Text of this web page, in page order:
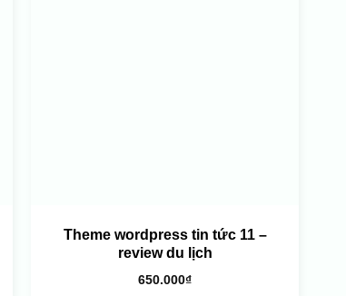
Theme wordpress tin tức 11 –
review du lịch
650.000₫